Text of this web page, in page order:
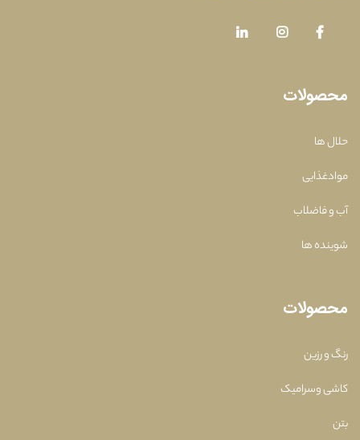
محصولات
حلال ها
موادغذایی
آب و فاضلاب
شوینده ها
محصولات
رنگ و رزین
کاشی وسرامیک
بتن